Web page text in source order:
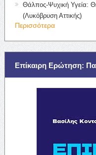
Θάλπος-Ψυχική Υγεία:
(Λυκόβρυση Αττικής)
Περισσότερα
Επίκαιρη Ερώτηση: